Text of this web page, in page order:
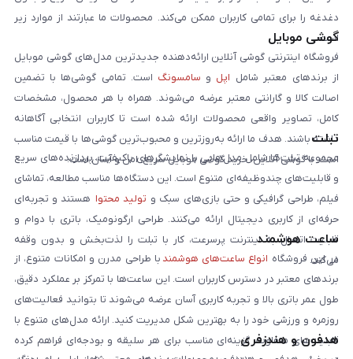
دغدغه را برای تمامی کاربران ممکن می‌کند. محصولات ما عبارتند از موارد زیر
است:
گوشی موبایل
فروشگاه اینترنتی گوشی آنلاین ارائه‌دهنده جدیدترین مدل‌های گوشی موبایل
از برندهای معتبر شامل اپل و سامسونگ است. تمامی گوشی‌ها با تضمین
اصالت کالا و گارانتی معتبر عرضه می‌شوند. همراه با هر محصول، مشخصات
کامل، تصاویر واقعی محصولات ارائه شده است تا کاربران انتخابی آگاهانه
داشته باشند. هدف ما ارائه به‌روزترین و محبوب‌ترین گوشی‌ها با قیمت مناسب
است. با گوشی آنلاین، خرید گوشی موبایل سریع، امن و آسان است.
تبلت
مجموعه تبلت‌ها شامل مدل‌هایی با نمایشگرهای باکیفیت، پردازنده‌های سریع
و قابلیت‌های چندوظیفه‌ای متنوع است. این دستگاه‌ها مناسب مطالعه، تماشای
فیلم، طراحی گرافیکی و حتی بازی‌های سبک و تولید محتوا هستند و تجربه‌ای
حرفه‌ای از کاربری دیجیتال ارائه می‌کنند. طراحی ارگونومیک، باتری با دوام و
قابلیت اتصال به اینترنت پرسرعت، کار با تبلت را لذت‌بخش و بدون وقفه
می‌کند.
ساعت هوشمند
در این فروشگاه انواع ساعت‌های هوشمند با طراحی مدرن و امکانات متنوع، از
برندهای معتبر در دسترس کاربران است. این ساعت‌ها با تمرکز بر عملکرد دقیق،
طول عمر باتری بالا و تجربه کاربری آسان عرضه می‌شوند تا بتوانید فعالیت‌های
روزمره و ورزشی خود را به بهترین شکل مدیریت کنید. ارائه مدل‌های متنوع با
قابلیت‌های متفاوت، گزینه‌ای مناسب برای هر سلیقه و بودجه‌ای فراهم کرده
هدفون و هندزفری